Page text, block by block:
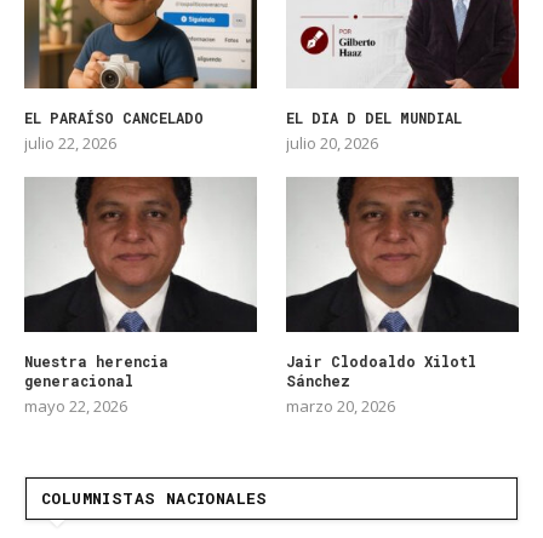
EL PARAÍSO CANCELADO
julio 22, 2026
EL DIA D DEL MUNDIAL
julio 20, 2026
Nuestra herencia
generacional
mayo 22, 2026
Jair Clodoaldo Xilotl
Sánchez
marzo 20, 2026
COLUMNISTAS NACIONALES